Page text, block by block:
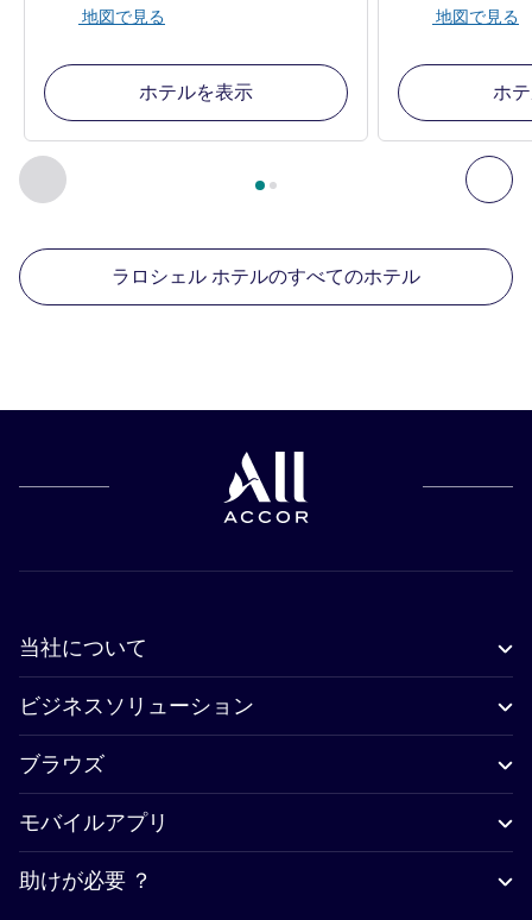
前に戻る - 周辺の他の施設 次
2ページ中 , 周辺の他の施設 1 :, 周辺の他の施設 2
地図で見る
ホテルを表示
地図で見る
ホ
ラロシェル ホテルのすべてのホテル
当社について
ビジネスソリューション
ブラウズ
モバイルアプリ
助けが必要 ？